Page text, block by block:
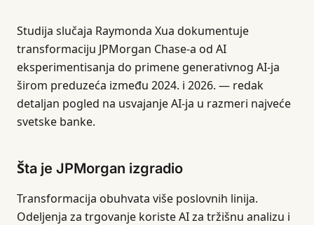
Studija slučaja Raymonda Xua dokumentuje
transformaciju JPMorgan Chase-a od AI
eksperimentisanja do primene generativnog AI-ja
širom preduzeća između 2024. i 2026. — redak
detaljan pogled na usvajanje AI-ja u razmeri najveće
svetske banke.
Šta je JPMorgan izgradio
Transformacija obuhvata više poslovnih linija.
Odeljenja za trgovanje koriste AI za tržišnu analizu i